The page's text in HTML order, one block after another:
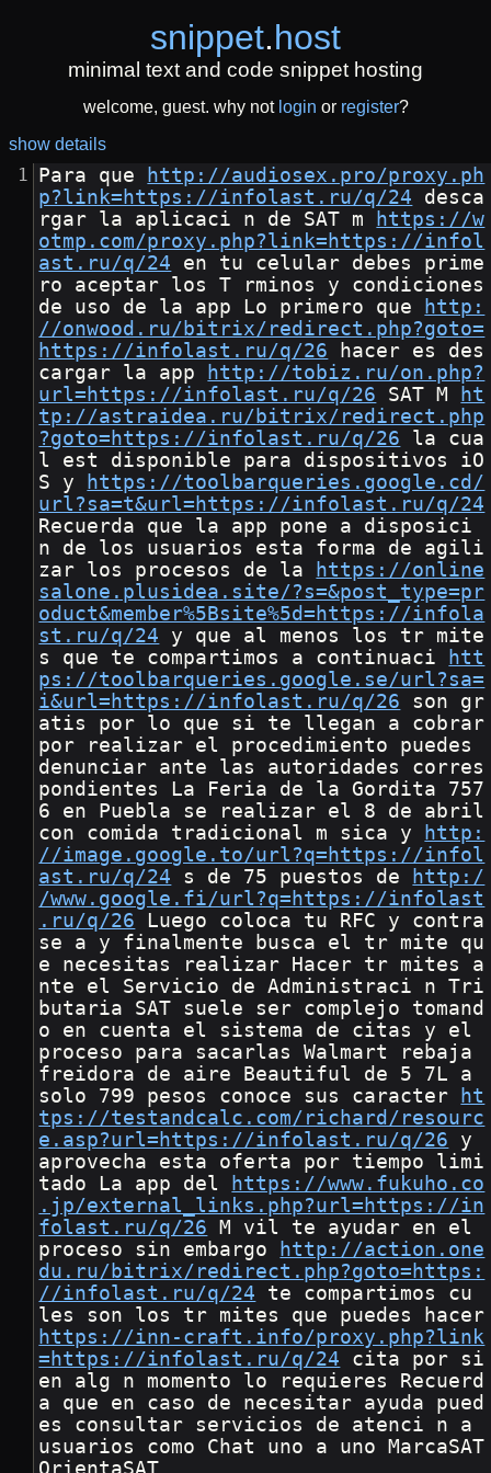
snippet.host
minimal text and code snippet hosting
welcome, guest. why not login or register?
show details
Para que
http://audiosex.pro/proxy.ph
p?link=https://infolast.ru/q/24 desca
rgar la aplicaci n de SAT m
https://w
otmp.com/proxy.php?link=https://infol
ast.ru/q/24 en tu celular debes prime
ro aceptar los T rminos y condiciones
de uso de la app Lo primero que
http:
//onwood.ru/bitrix/redirect.php?goto=
https://infolast.ru/q/26 hacer es des
cargar la app
http://tobiz.ru/on.php?
url=https://infolast.ru/q/26 SAT M
ht
tp://astraidea.ru/bitrix/redirect.php
?goto=https://infolast.ru/q/26 la cua
l est disponible para dispositivos iO
S y
https://toolbarqueries.google.cd/
url?sa=t&url=https://infolast.ru/q/24
Recuerda que la app pone a disposici
n de los usuarios esta forma de agili
zar los procesos de la
https://online
salone.plusidea.site/?s=&post_type=pr
oduct&member%5Bsite%5d=https://infola
st.ru/q/24 y que al menos los tr mite
s que te compartimos a continuaci
htt
ps://toolbarqueries.google.se/url?sa=
i&url=https://infolast.ru/q/26 son gr
atis por lo que si te llegan a cobrar
por realizar el procedimiento puedes
denunciar ante las autoridades corres
pondientes La Feria de la Gordita 757
6 en Puebla se realizar el 8 de abril
con comida tradicional m sica y
http:
//image.google.to/url?q=https://infol
ast.ru/q/24 s de 75 puestos de
http:/
/www.google.fi/url?q=https://infolast
.ru/q/26 Luego coloca tu RFC y contra
se a y finalmente busca el tr mite qu
e necesitas realizar Hacer tr mites a
nte el Servicio de Administraci n Tri
butaria SAT suele ser complejo tomand
o en cuenta el sistema de citas y el
proceso para sacarlas Walmart rebaja
freidora de aire Beautiful de 5 7L a
solo 799 pesos conoce sus caracter
ht
tps://testandcalc.com/richard/resourc
e.asp?url=https://infolast.ru/q/26 y
aprovecha esta oferta por tiempo limi
tado La app del
https://www.fukuho.co
.jp/external_links.php?url=https://in
folast.ru/q/26 M vil te ayudar en el
proceso sin embargo
http://action.one
du.ru/bitrix/redirect.php?goto=https:
//infolast.ru/q/24 te compartimos cu
https://inn-craft.info/proxy.php?link
=https://infolast.ru/q/24 cita por si
en alg n momento lo requieres Recuerd
a que en caso de necesitar ayuda pued
es consultar servicios de atenci n a
usuarios como Chat uno a uno MarcaSAT